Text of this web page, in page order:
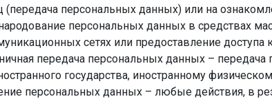
(передача персональных данных) или на
персональных данных в средствах
сетях или предоставление
передача персональных данных –
государства, иностранному
персональных данных – любые действия, в